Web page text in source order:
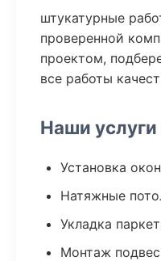
штукатурные
проверенной
проектом,
все работы
Наши услуги
Установка окон
Натяжные
Укладка
Монтаж